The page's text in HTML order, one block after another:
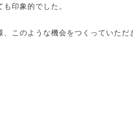
印象的でした。
、このような機会をつくっていただ